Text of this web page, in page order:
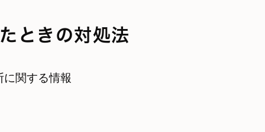
ときの対処法
関する情報